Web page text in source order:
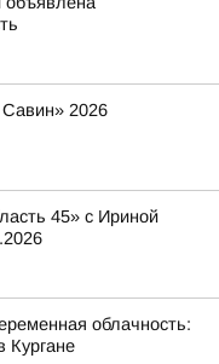
2026
45» с Ириной
облачность:
Кургане